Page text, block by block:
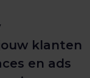
klanten
en ads